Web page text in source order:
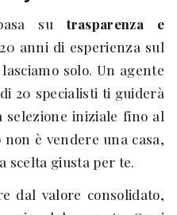
sutrasparenza e
anni di esperienza sul
solo. Un agente
20 specialisti ti guiderà
iniziale fino al
è vendere una casa,
scelta giusta per te.
dal valore consolidato,